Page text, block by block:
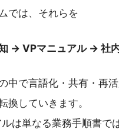
では、それらを
→ VPマニュアル → 社
中で言語化・共有・再
換していきます。
は単なる業務手順書で